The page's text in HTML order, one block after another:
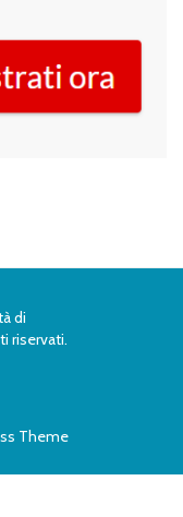
di
riservati.
Theme